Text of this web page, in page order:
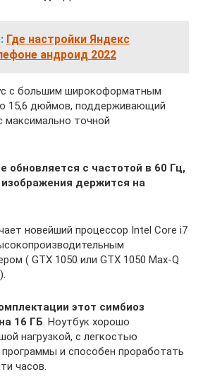
Где настройки Яндекс
андроид 2022
с большим широкоформатным
15,6 дюймов, поддерживающий
максимально точной
обновляется с частотой в 60 Гц,
держится на
новейший процессор Intel Core i7
( GTX 1050 или GTX 1050 Max-Q
этот симбиоз
16 ГБ . Ноутбук хорошо
нагрузкой, с легкостью
и способен проработать
часов.